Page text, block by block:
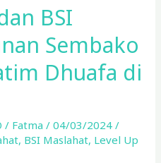
BSI
Sembako
Dhuafa di
/ Fatma/04/03/2024/
, BSI Maslahat, Level Up